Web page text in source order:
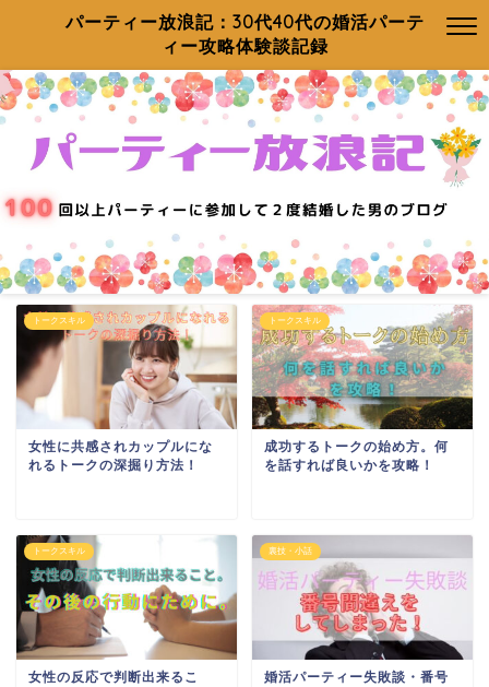
パーティー放浪記：30代40代の婚活パーテ
ィー攻略体験談記録
トークスキル
女性に共感されカップルにな
れるトークの深掘り方法！
トークスキル
成功するトークの始め方。何
を話すれば良いかを攻略！
トークスキル
女性の反応で判断出来るこ
裏技・小話
婚活パーティー失敗談・番号